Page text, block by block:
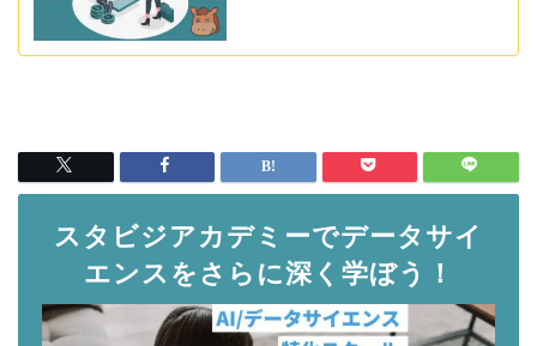
スタビジアカデミーでデータサイ
エンスをさらに深く学ぼう！